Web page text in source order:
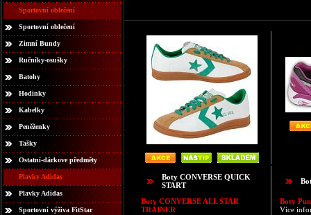
Sportovní oblečení
Sportovní oblečení
Zimní Bundy
Ručníky-osušky
Batohy
Hodinky
Kabelky
Peněženky
Tašky
Ostatní-dárkove předměty
Plavky Adidas
Plavky Adidas
Sportovní výživa FitStar
Boty CONVERSE QUICK
START
Boty CONVERSE ALL STAR
TRAINER
Boty
Více